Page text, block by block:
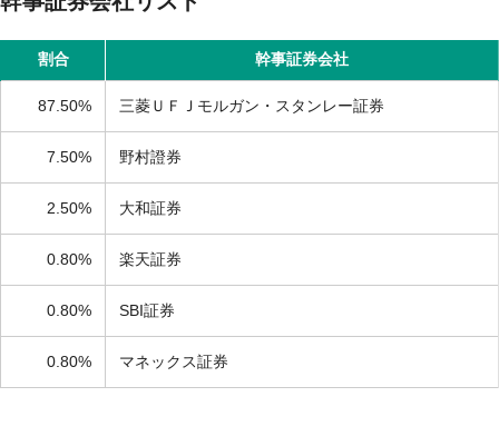
割合 幹事証券会社
87.50% 三菱ＵＦＪモルガン・スタンレー証券
7.50% 野村證券
2.50% 大和証券
0.80% 楽天証券
0.80% SBI証券
0.80% マネックス証券